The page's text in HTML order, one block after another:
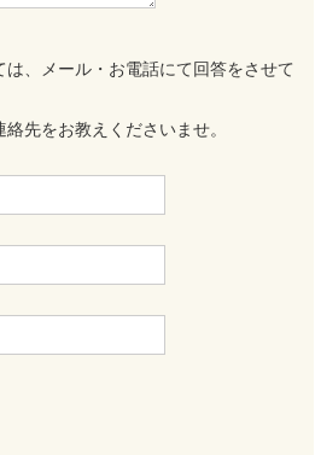
、メール・お電話にて回答をさせて
先をお教えくださいませ。